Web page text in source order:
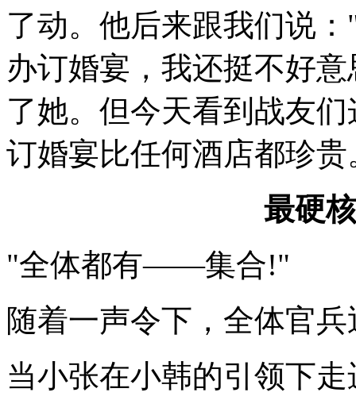
了动。他后来跟我们说
办订婚宴，我还挺不好
了她。但今天看到战友
订婚宴比任何酒店都珍贵
最硬
"全体都有——集合!"
随着一声令下，全体官
当小张在小韩的引领下